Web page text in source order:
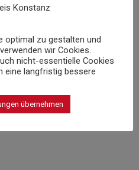
optimal zu gestalten und
wir Cookies.
nicht-essentielle Cookies
eine langfristig bessere
übernehmen